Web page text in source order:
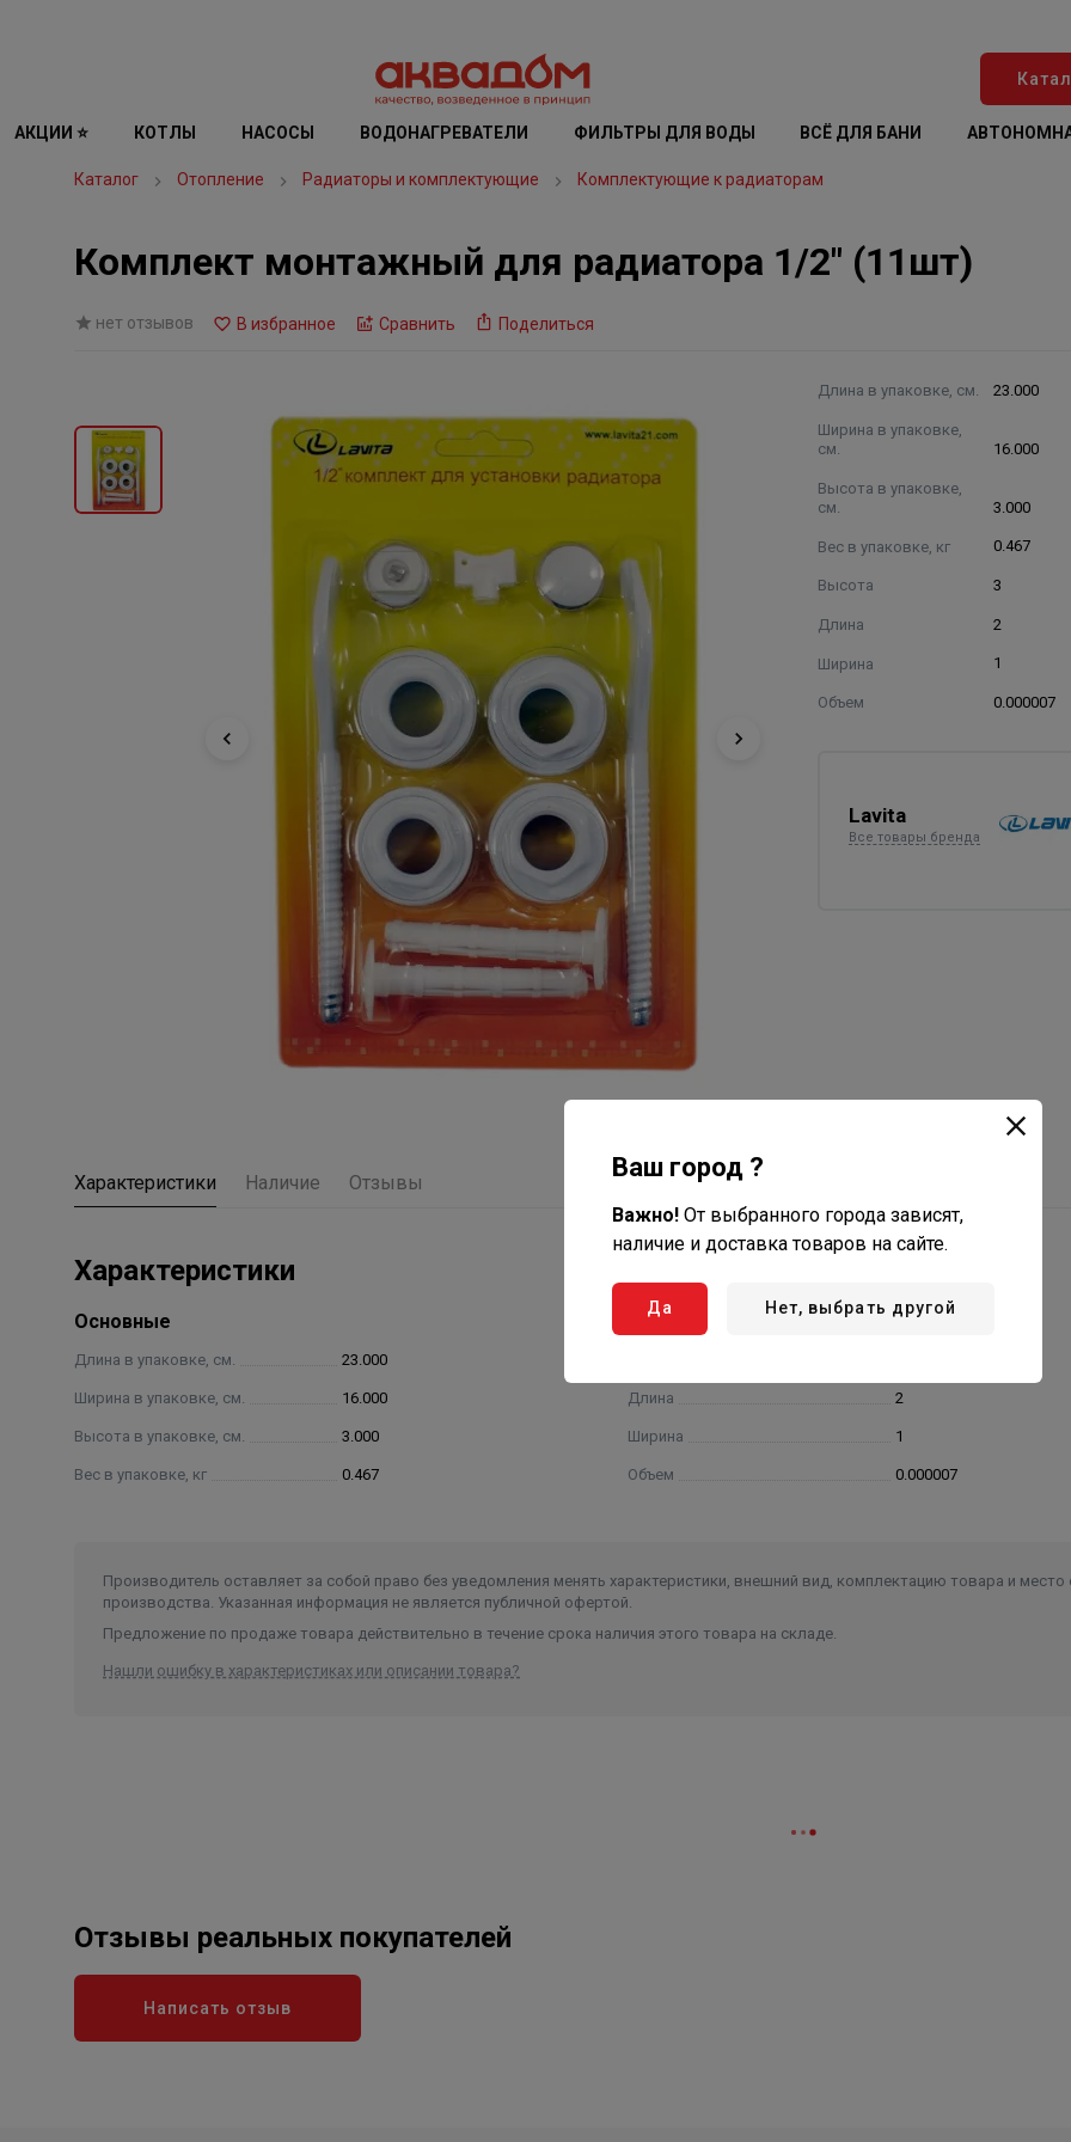
АКЦИИ ⭐ КОТЛЫ НАСОСЫ ВОДОНАГРЕВАТЕЛИ ФИЛЬТРЫ ДЛЯ ВОДЫ ВСЁ ДЛЯ БАНИ
Каталог Отопление Радиаторы и комплектующие Комплектующие к радиаторам
Комплект монтажный для радиатора 1/2" (11шт)
нет отзывов В избранное Сравнить Поделиться
Длина в упаковке, см. 23.000
Ширина в упаковке,
см.
16.000
Высота в упаковке,
см.
3.000
Вес в упаковке, кг 0.467
Высота 3
Длина 2
Ширина 1
Объем 0.000007
Lavita
Все товары бренда
Характеристики Наличие Отзывы
Характеристики
Основные
Длина в упаковке, см. 23.000
Ширина в упаковке, см. 16.000
Высота в упаковке, см. 3.000
Вес в упаковке, кг 0.467
Длина 2
Ширина 1
Объем 0.000007
Производитель оставляет за собой право без уведомления менять характеристики, внешний вид, комплектацию товара и место
производства. Указанная информация не является публичной офертой.
Предложение по продаже товара действительно в течение срока наличия этого товара на складе.
Нашли ошибку в характеристиках или описании товара?
Отзывы реальных покупателей
Написать отзыв
Ваш город ?
Важно! От выбранного города зависят,
наличие и доставка товаров на сайте.
Да Нет, выбрать другой